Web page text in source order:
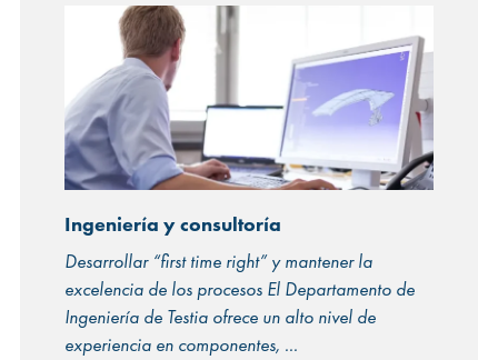
Ingeniería y consultoría
Desarrollar “first time right” y mantener la
excelencia de los procesos El Departamento de
Ingeniería de Testia ofrece un alto nivel de
experiencia en componentes,